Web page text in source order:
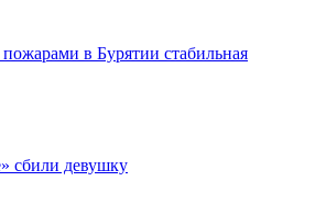
в Бурятии стабильная
сбили девушку